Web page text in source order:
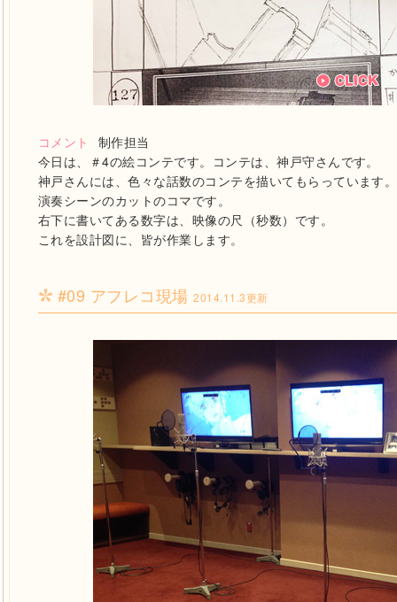
コメント
制作担当
今日は、＃4の絵コンテです。コンテは、神戸守さんです。
神戸さんには、色々な話数のコンテを描いてもらっています。
演奏シーンのカットのコマです。
右下に書いてある数字は、映像の尺（秒数）です。
これを設計図に、皆が作業します。
#09 アフレコ現場2014.11.3更新